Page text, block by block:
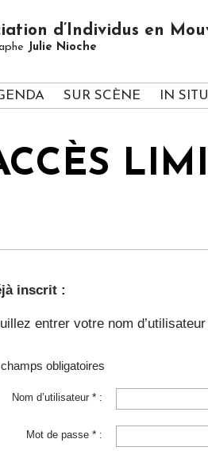
d’Individus en
Julie Nioche
SUR SCÈNE IN SITU
inscrit :
entrer votre nom
obligatoires
Nom d’utilisateur * :
Mot de passe * :